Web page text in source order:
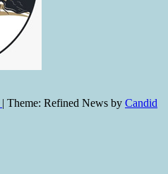
| Theme: Refined News by Candid